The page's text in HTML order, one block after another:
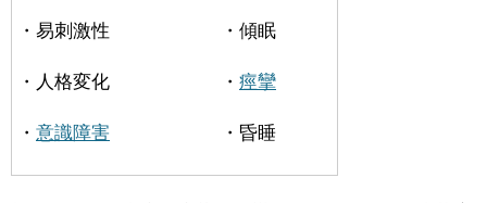
・易刺激性 ・傾眠
・人格変化 ・ 痙攣
・ 意識障害 ・昏睡